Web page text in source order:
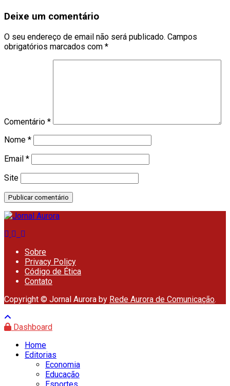
Deixe um comentário
O seu endereço de email não será publicado. Campos
obrigatórios marcados com *
Comentário *
Nome *
Email *
Site
Sobre
Privacy Policy
Código de Ética
Contato
Copyright © Jornal Aurora by Rede Aurora de Comunicação.
Dashboard
Home
Editorias
Economia
Educação